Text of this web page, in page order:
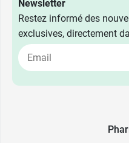
Newsletter
Restez informé des
exclusives, directement